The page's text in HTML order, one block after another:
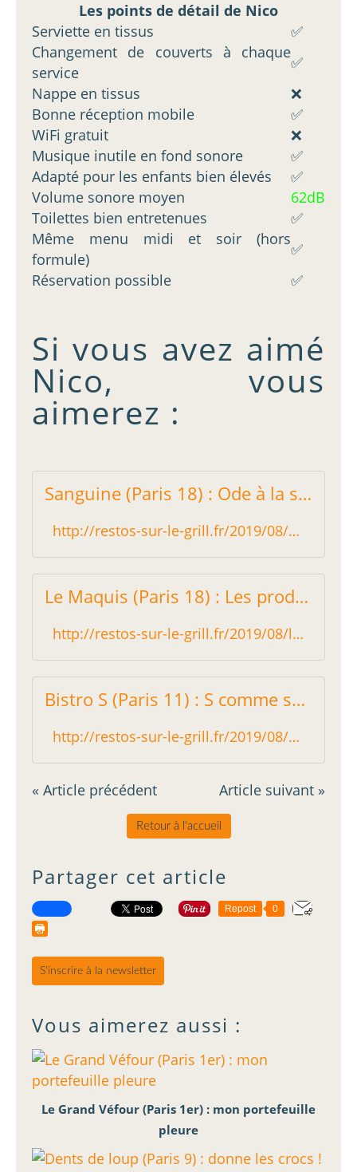
Les points de détail de Nico
Serviette en tissus
✅
Changement de couverts à chaque
service
✅
Nappe en tissus
❌
Bonne réception mobile
✅
WiFi gratuit
❌
Musique inutile en fond sonore
✅
Adapté pour les enfants bien élevés
✅
Volume sonore moyen
62dB
Toilettes bien entretenues
✅
Même menu midi et soir (hors
formule)
✅
Réservation possible
✅
Si vous avez aimé
Nico, vous
aimerez :
Sanguine (Paris 18) : Ode à la simplicité - Restos sur le Grill - Blog critique des restaurants de Paris indépendant !
http://restos-sur-le-grill.fr/2019/08/sanguine-paris-18-ode-a-la-simplicite.html
Le Maquis (Paris 18) : Les produits font de la résistance - Restos sur le Grill - Blog critique des restaurants de Paris indépendant !
http://restos-sur-le-grill.fr/2019/08/le-maquis-paris-18-les-produits-font-de-la-resistance.html
Bistro S (Paris 11) : S comme sapide - Restos sur le Grill - Blog critique des restaurants de Paris indépendant !
http://restos-sur-le-grill.fr/2019/08/bistrot-s-paris-11.html
« Article précédent Article suivant »
Retour à l'accueil
Partager cet article
Repost 0
S'inscrire à la newsletter
Vous aimerez aussi :
Le Grand Véfour (Paris 1er) : mon portefeuille
pleure